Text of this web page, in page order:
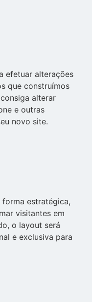
efetuar alterações
que construímos
alterar
e outras
novo site.
estratégica,
visitantes em
o layout será
e exclusiva para